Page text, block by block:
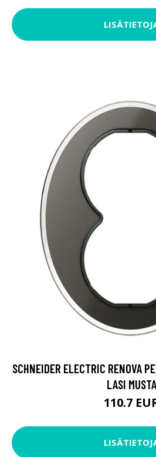
SCHNEIDER ELECTRIC RENOVA
LASI MUSTA
110.7